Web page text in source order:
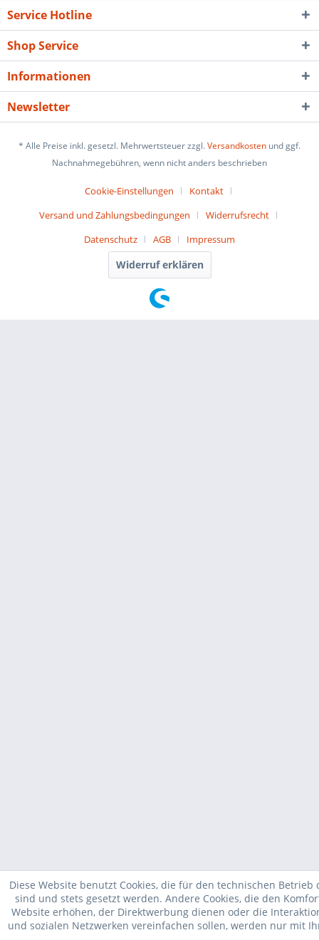
Service Hotline
Shop Service
Informationen
Newsletter
* Alle Preise inkl. gesetzl. Mehrwertsteuer zzgl.Versandkosten und ggf.
Nachnahmegebühren, wenn nicht anders beschrieben
Cookie-Einstellungen
Kontakt
Versand und Zahlungsbedingungen
Widerrufsrecht
Datenschutz
AGB Impressum
Widerruf erklären
Diese Website benutzt Cookies, die für den technischen
sind und stets gesetzt werden. Andere Cookies, die den
Website erhöhen, der Direktwerbung dienen oder die
und sozialen Netzwerken vereinfachen sollen, werden nur mit